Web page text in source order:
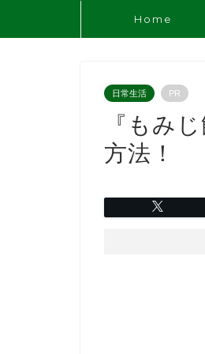
Home
日常生活 PR
『もみ
方法！